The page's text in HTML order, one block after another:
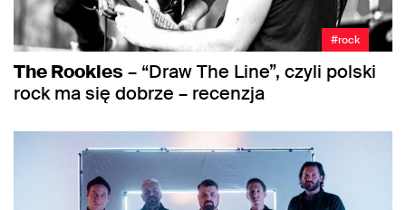
#rock
The Rookles – “Draw The Line”, czyli polski
rock ma się dobrze – recenzja